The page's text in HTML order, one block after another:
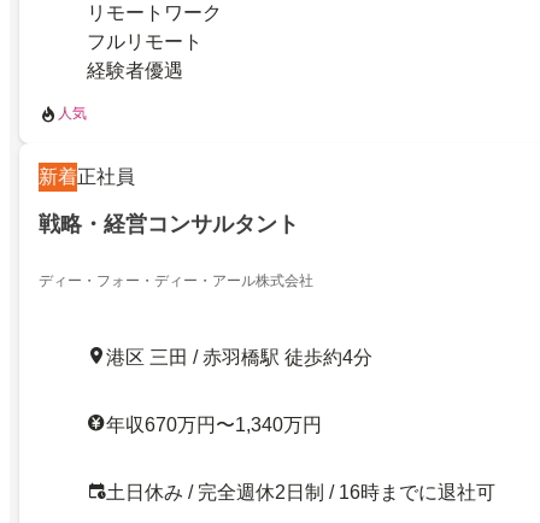
リモートワーク
フルリモート
経験者優遇
人気
新着正社員
戦略・経営コンサルタント
ディー・フォー・ディー・アール株式会社
港区 三田 / 赤羽橋駅 徒歩約4分
年収670万円〜1,340万円
土日休み / 完全週休2日制 / 16時までに退社可